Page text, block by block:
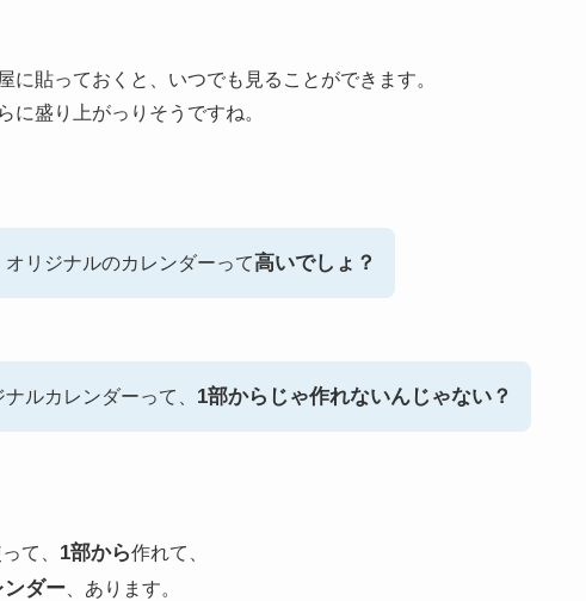
に貼っておくと、いつでも見ることができます。
に盛り上がっりそうですね。
オリジナルのカレンダーって高いでしょ？
ナルカレンダーって、 1部からじゃ作れないんじゃない？
て、 1部から作れて、
ダー 、あります。